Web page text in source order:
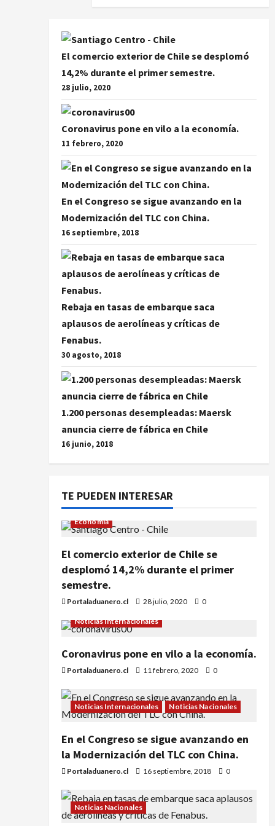
El comercio exterior de Chile se desplomó
14,2% durante el primer semestre.
28 julio, 2020
Coronavirus pone en vilo a la economía.
11 febrero, 2020
En el Congreso se sigue avanzando en la
Modernización del TLC con China.
16 septiembre, 2018
Rebaja en tasas de embarque saca
aplausos de aerolíneas y críticas de
Fenabus.
30 agosto, 2018
1.200 personas desempleadas: Maersk
anuncia cierre de fábrica en Chile
16 junio, 2018
TE PUEDEN INTERESAR
Economía
El comercio exterior de Chile se
desplomó 14,2% durante el primer
semestre.
Portaladuanero.cl 28 julio, 2020 0
Noticias Internacionales
Coronavirus pone en vilo a la economía.
Portaladuanero.cl 11 febrero, 2020 0
Noticias Internacionales Noticias Nacionales
En el Congreso se sigue avanzando en
la Modernización del TLC con China.
Portaladuanero.cl 16 septiembre, 2018 0
Noticias Nacionales